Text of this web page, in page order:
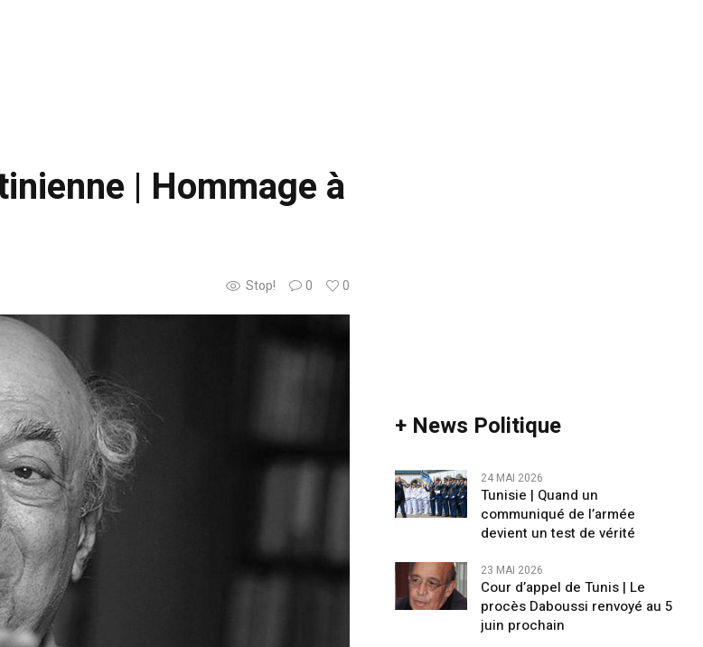
| Hommage à
Stop! 0 0
+ News Politique
24 MAI 2026
Tunisie | Quand un
communiqué de l’armée
devient un test de vérité
23 MAI 2026
Cour d’appel de Tunis | Le
procès Daboussi renvoyé au 5
juin prochain